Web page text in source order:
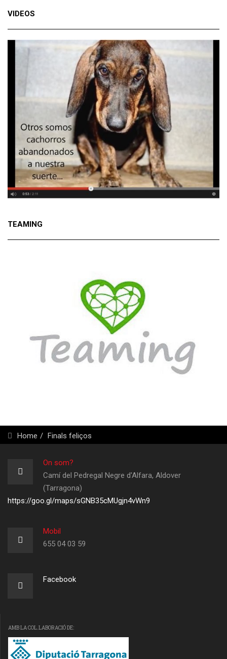
VIDEOS
TEAMING
Home Finals feliços
On som?
Camí del Pedregal Negre d'Alfara, Aldover
(Tarragona)
https://goo.gl/maps/sGNB35cMUgjn4vWn9
Mobil
655 04 03 59
Facebook
AMB LA COL.LABORACIÓ DE: